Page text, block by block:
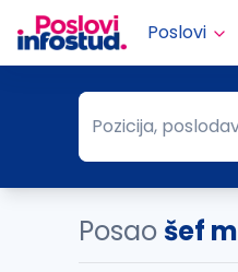
Poslovi
Pozicija,
Pozicija,
Posao šef